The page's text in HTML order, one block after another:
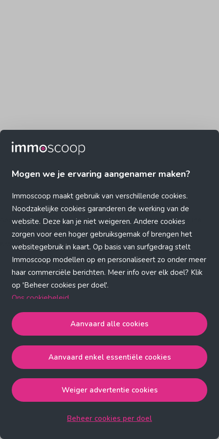
Mogen we je ervaring aangenamer maken?
Immoscoop maakt gebruik van verschillende cookies.
Noodzakelijke cookies garanderen de werking van de
website. Deze kan je niet weigeren. Andere cookies
zorgen voor een hoger gebruiksgemak of brengen het
websitegebruik in kaart. Op basis van surfgedrag stelt
Immoscoop modellen op en personaliseert zo onder meer
haar commerciële berichten. Meer info over elk doel? Klik
op 'Beheer cookies per doel'.
Ons cookiebeleid
Aanvaard alle cookiesgaat akkoord met de strict
noodzakelijke, analytische, functionele en advertentie
cookies.
de strict noodzakelijke cookies.
Weiger advertentie cookiesgaat akkoord met de strict
Aanvaard alle cookies
Aanvaard enkel essentiële cookies
Weiger advertentie cookies
Beheer cookies per doel
Application error: a client-side exception has occurred (see the
browser console for more information)